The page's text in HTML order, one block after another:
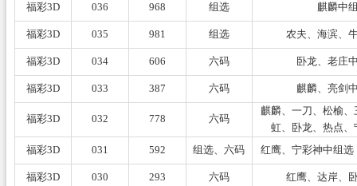
福彩3D 036 968 组选 麒麟中
福彩3D 035 981 组选 农夫、海滨、
福彩3D 034 606 六码 卧龙、老庄
福彩3D 033 387 六码 麒麟、亮剑
福彩3D 032 778 六码
麒麟、一刀、松榆
虹、卧龙、热点、
福彩3D
031 592 组选、六码 红鹰、宁彩神中组选
福彩3D 030 293 六码 红鹰、达岸、